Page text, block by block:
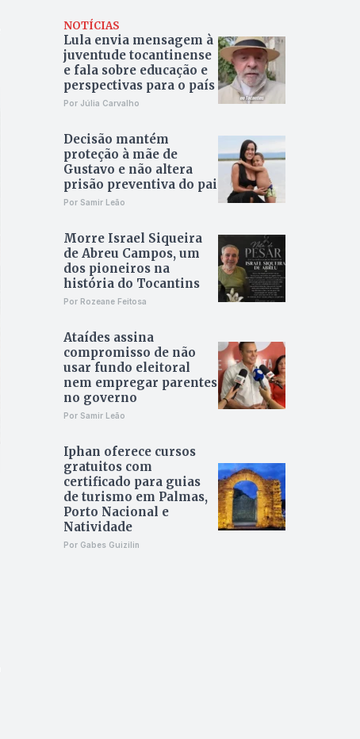
NOTÍCIAS
Lula envia mensagem à
juventude tocantinense
e fala sobre educação e
perspectivas para o país
Por Júlia Carvalho
Decisão mantém
proteção à mãe de
Gustavo e não altera
prisão preventiva do pai
Por Samir Leão
Morre Israel Siqueira
de Abreu Campos, um
dos pioneiros na
história do Tocantins
Por Rozeane Feitosa
Ataídes assina
compromisso de não
usar fundo eleitoral
nem empregar parentes
no governo
Por Samir Leão
Iphan oferece cursos
gratuitos com
certificado para guias
de turismo em Palmas,
Porto Nacional e
Natividade
Por Gabes Guizilin